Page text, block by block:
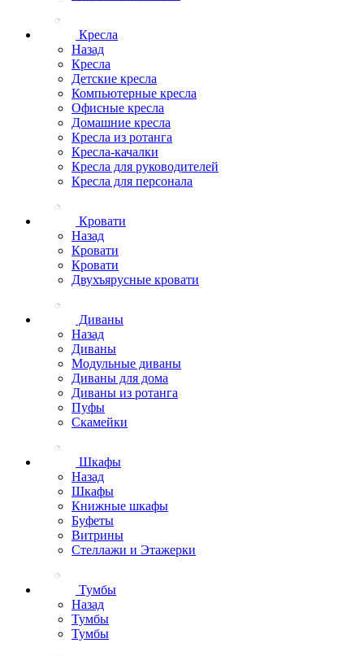
Кресла
Назад
Кресла
Детские кресла
Компьютерные кресла
Офисные кресла
Домашние кресла
Кресла из ротанга
Кресла-качалки
Кресла для руководителей
Кресла для персонала
Кровати
Назад
Кровати
Кровати
Двухъярусные кровати
Диваны
Назад
Диваны
Модульные диваны
Диваны для дома
Диваны из ротанга
Пуфы
Скамейки
Шкафы
Назад
Шкафы
Книжные шкафы
Буфеты
Витрины
Стеллажи и Этажерки
Тумбы
Назад
Тумбы
Тумбы